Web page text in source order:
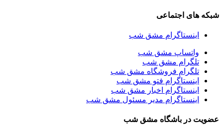
شبکه های اجتماعی
اینستاگرام مشق شب
واتساپ مشق شب
تلگرام مشق شب
تلگرام فروشگاه مشق شب
اینستاگرام فتو مشق شب
اینستاگرام اخبار مشق شب
اینستاگرام مدیر مسئول مشق شب
عضویت در باشگاه مشق شب